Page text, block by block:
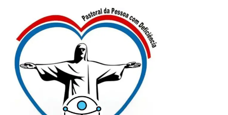
conteúdo